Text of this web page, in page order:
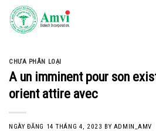
Skip
content
CHƯA PHÂN LOẠI
A un imminent pour son
orient attire avec
NGÀY ĐĂNG 14 THÁNG 4, 2023 BY ADMIN_AMV